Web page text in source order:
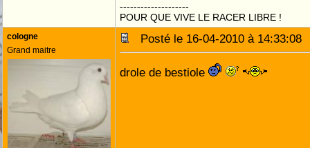
--------------------
POUR QUE VIVE LE RACER LIBRE !
cologne
Grand maitre
Posté le 16-04-2010 à
drole de bestiole